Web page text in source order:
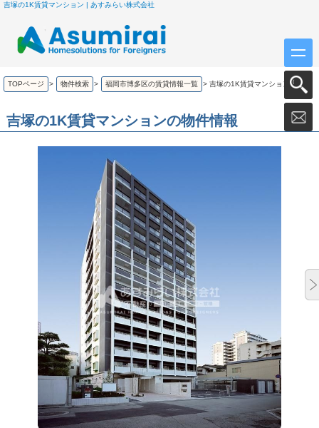
吉塚の1K賃貸マンション | あすみらい株式会社
TOPページ > 物件検索 > 福岡市博多区の賃貸情報一覧 > 吉塚の1K賃貸マンション
吉塚の1K賃貸マンションの物件情報